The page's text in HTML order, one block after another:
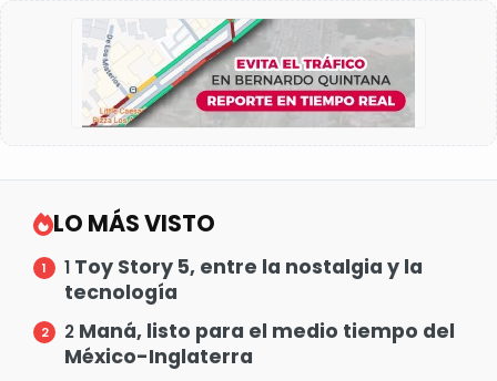
LO MÁS VISTO
1 Toy Story 5, entre la nostalgia y la
tecnología
2 Maná, listo para el medio tiempo del
México-Inglaterra